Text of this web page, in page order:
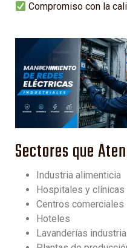
Compromiso con la
Sectores que
Industria alimenticia
Hospitales y clínicas
Centros comerciales
Hoteles
Lavanderías